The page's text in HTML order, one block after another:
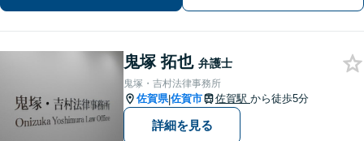
鬼塚 拓也 弁護士
鬼塚・吉村法律事務所
佐賀県|佐賀市 佐賀駅 から徒歩5分
詳細を見る